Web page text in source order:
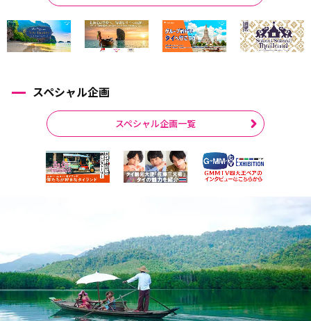
スペシャル企画
スペシャル企画一覧